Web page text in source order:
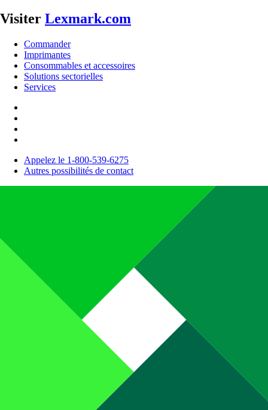
Visiter Lexmark.com
Commander
Imprimantes
Consommables et accessoires
Solutions sectorielles
Services
Appelez le 1-800-539-6275
Autres possibilités de contact